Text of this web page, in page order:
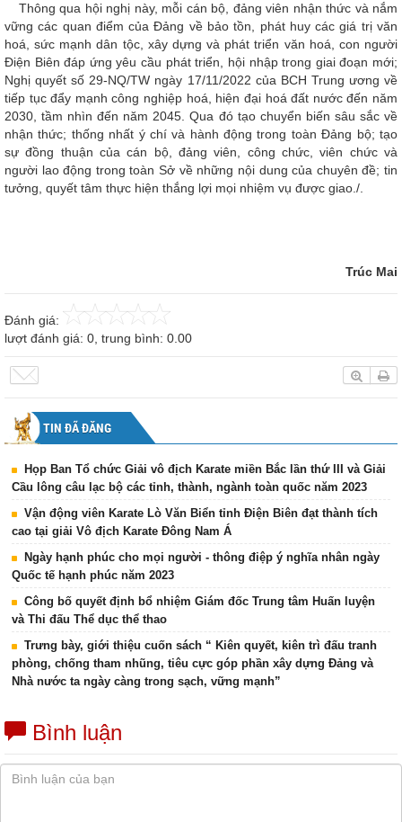
Thông qua hội nghị này, mỗi cán bộ, đảng viên nhận thức và nắm
vững các quan điểm của Đảng về bảo tồn, phát huy các giá trị văn
hoá, sức mạnh dân tộc, xây dựng và phát triển văn hoá, con người
Điện Biên đáp ứng yêu cầu phát triển, hội nhập trong giai đoạn mới;
Nghị quyết số 29-NQ/TW ngày 17/11/2022 của BCH Trung ương về
tiếp tục đẩy mạnh công nghiệp hoá, hiện đại hoá đất nước đến năm
2030, tầm nhìn đến năm 2045. Qua đó tạo chuyển biến sâu sắc về
nhận thức; thống nhất ý chí và hành động trong toàn Đảng bộ; tạo
sự đồng thuận của cán bộ, đảng viên, công chức, viên chức và
người lao động trong toàn Sở về những nội dung của chuyên đề; tin
tưởng, quyết tâm thực hiện thắng lợi mọi nhiệm vụ được giao./.
Trúc Mai
Đánh giá:
lượt đánh giá: 0, trung bình: 0.00
TIN ĐÃ ĐĂNG
Họp Ban Tổ chức Giải vô địch Karate miền Bắc lần thứ III và Giải
Cầu lông câu lạc bộ các tỉnh, thành, ngành toàn quốc năm 2023
Vận động viên Karate Lò Văn Biển tỉnh Điện Biên đạt thành tích
cao tại giải Vô địch Karate Đông Nam Á
Ngày hạnh phúc cho mọi người - thông điệp ý nghĩa nhân ngày
Quốc tế hạnh phúc năm 2023
Công bố quyết định bổ nhiệm Giám đốc Trung tâm Huấn luyện
và Thi đấu Thể dục thể thao
Trưng bày, giới thiệu cuốn sách “ Kiên quyết, kiên trì đấu tranh
phòng, chống tham nhũng, tiêu cực góp phần xây dựng Đảng và
Nhà nước ta ngày càng trong sạch, vững mạnh”
Bình luận